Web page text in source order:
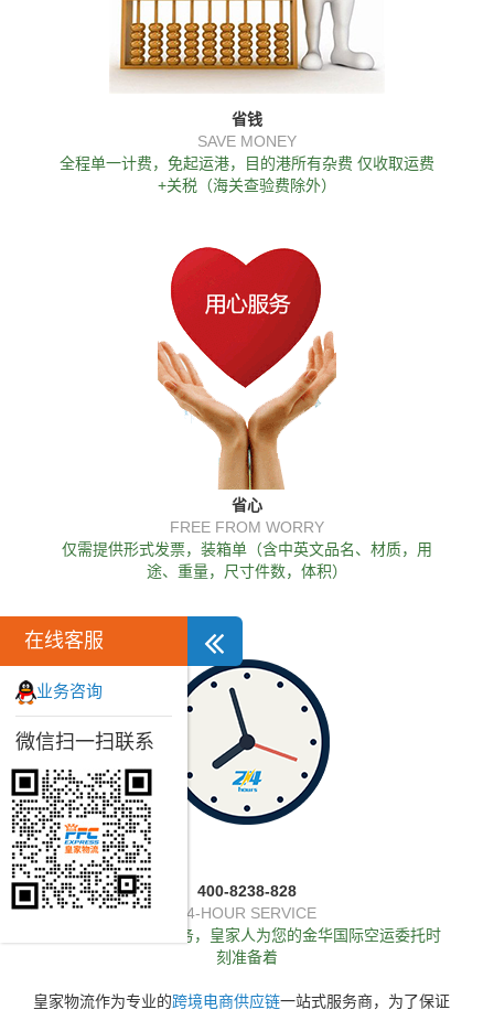
省钱
SAVE MONEY
全程单一计费，免起运港，目的港所有杂费 仅收取运费
+关税（海关查验费除外）
省心
FREE FROM WORRY
仅需提供形式发票，装箱单（含中英文品名、材质，用
途、重量，尺寸件数，体积）
400-8238-828
24-HOUR SERVICE
独家推出24小时服务，皇家人为您的金华国际空运委托时
刻准备着
皇家物流作为专业的跨境电商供应链一站式服务商，为了保证
在线客服
业务咨询
微信扫一扫联系